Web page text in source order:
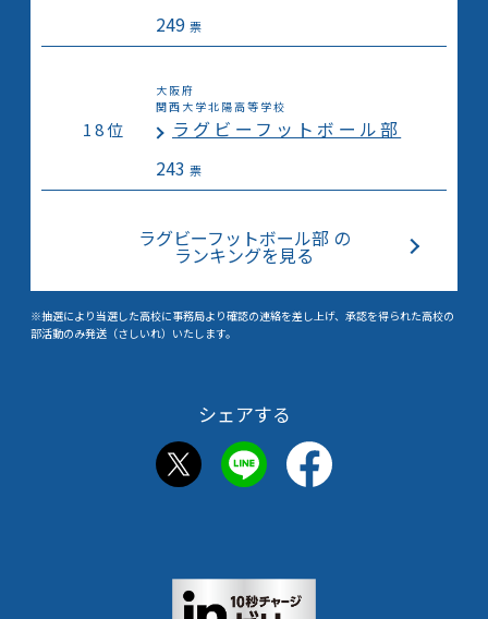
249 票
18位
大阪府
関西大学北陽高等学校
ラグビーフットボール部
243 票
ラグビーフットボール部 の
ランキングを見る
※抽選により当選した高校に事務局より確認の連絡を差し上げ、承認を得られた高校の
部活動のみ発送（さしいれ）いたします。
シェアする